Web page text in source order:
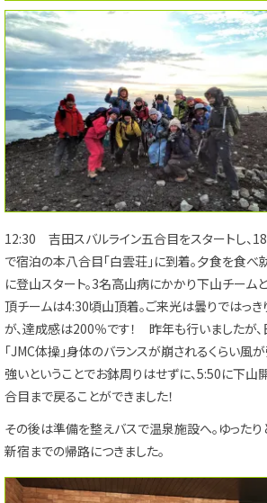
12:30 吉田スバルライン五合目をスタートし、
で宿泊の本八合目「白雲荘」に到着。夕食を食
に登山スタート。3名高山病にかかり下山チーム
頂チームは4:30頃山頂着。ご来光は曇りではっき
が、達成感は200％です！ 昨年も行いましたが
「JMC体操」身体のバランスが崩されるくらい風
強いということでお鉢周りはせずに、5:50に下山
合目まで戻ることができました！
その後は準備を整えバスで温泉施設へ。ゆったり
新宿までの帰路につきました。